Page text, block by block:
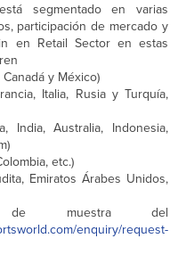
segmentado en varias
participación de mercado y
en Retail Sector en estas
y México)
Italia, Rusia y Turquía,
India, Australia, Indonesia,
etc.)
Emiratos Árabes Unidos,
muestra del
enquiry/request-